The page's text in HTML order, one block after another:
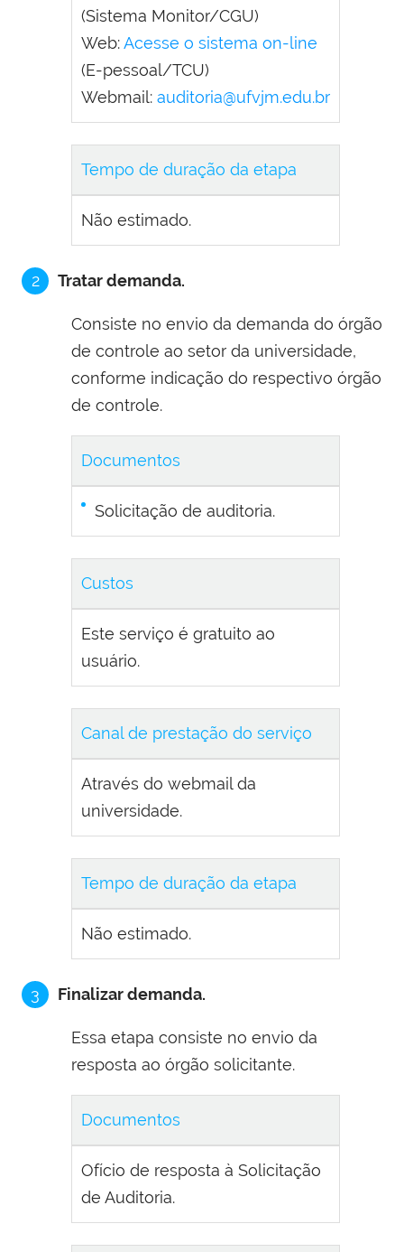
(Sistema Monitor/CGU)
Web:Acesse o sistema on-line
(E-pessoal/TCU)
Webmail: auditoria@ufvjm.edu.br
Tempo de duração da etapa
Não estimado.
2 Tratar demanda.
Consiste no envio da demanda do órgão
de controle ao setor da universidade,
conforme indicação do respectivo órgão
de controle.
Documentos
Solicitação de auditoria.
Custos
Este serviço é gratuito ao
usuário.
Canal de prestação do serviço
Através do webmail da
universidade.
Tempo de duração da etapa
Não estimado.
3 Finalizar demanda.
Essa etapa consiste no envio da
resposta ao órgão solicitante.
Documentos
Ofício de resposta à Solicitação
de Auditoria.